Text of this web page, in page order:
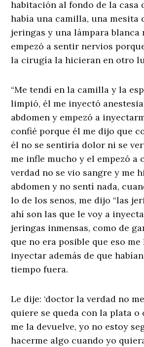
habitación al fondo de la casa
había una camilla, una mesita
jeringas y una lámpara blanca
empezó a sentir nervios
la cirugía la hicieran en otro
“Me tendí en la camilla y la
limpió, él me inyectó
abdomen y empezó a
confié porque él me dijo que
él no se sentiría dolor ni se
me infle mucho y el empezó a
verdad no se vio sangre y me
abdomen y no sentí nada,
lo de los senos, me dijo “las
ahí son las que le voy a
jeringas inmensas, como de
que no era posible que eso
inyectar además de que
tiempo fuera.
Le dije: ‘doctor la verdad no
quiere se queda con la plata o
me la devuelve, yo no estoy
hacerme algo cuando yo